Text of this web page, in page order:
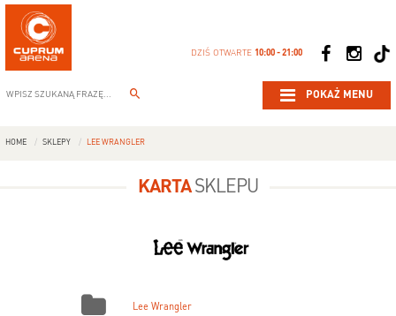
DZIŚ OTWARTE 10:00 - 21:00
POKAŻ MENU
HOME SKLEPY LEE WRANGLER
KARTASKLEPU
Lee Wrangler